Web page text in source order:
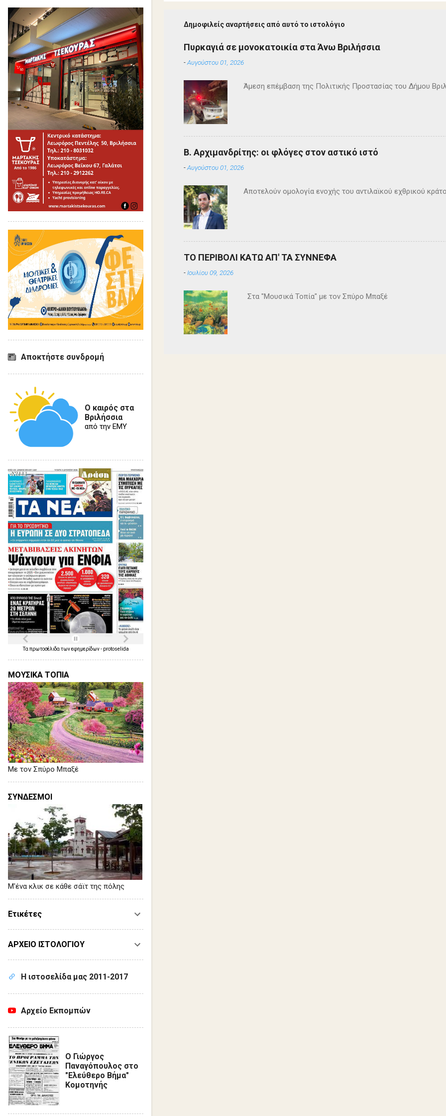
Δημοφιλείς αναρτήσεις από αυτό το ιστολόγιο
Πυρκαγιά σε μονοκατοικία στα Άνω Βριλήσσια
-Αυγούστου 01, 2026
Άμεση επέμβαση της Πολιτικής Προστασίας του Δήμου
Β. Αρχιμανδρίτης: οι φλόγες στον αστικό ιστό
-Αυγούστου 01, 2026
Αποτελούν ομολογία ενοχής του αντιλαϊκού εχθρικού
ΤΟ ΠΕΡΙΒΟΛΙ ΚΑΤΩ ΑΠ' ΤΑ ΣΥΝΝΕΦΑ
- Ιουλίου 09, 2026
Στα "Μουσικά Τοπία" με τον Σπύρο Μπαξέ
Αποκτήστε συνδρομή
Ο καιρός στα
Βριλήσσια
από την ΕΜΥ
Τα πρωτοσέλιδα τωνεφημερίδων- protoselida
ΜΟΥΣΙΚΑ ΤΟΠΙΑ
Με τον Σπύρο Μπαξέ
ΣΥΝΔΕΣΜΟΙ
Μ'ένα κλικ σε κάθε σάϊτ της πόλης
Ετικέτες
ΑΡΧΕΙΟ ΙΣΤΟΛΟΓΙΟΥ
Η ιστοσελίδα μας 2011-2017
Αρχείο Εκπομπών
Ο Γιώργος
Παναγόπουλος στο
"Ελεύθερο Βήμα"
Κομοτηνής